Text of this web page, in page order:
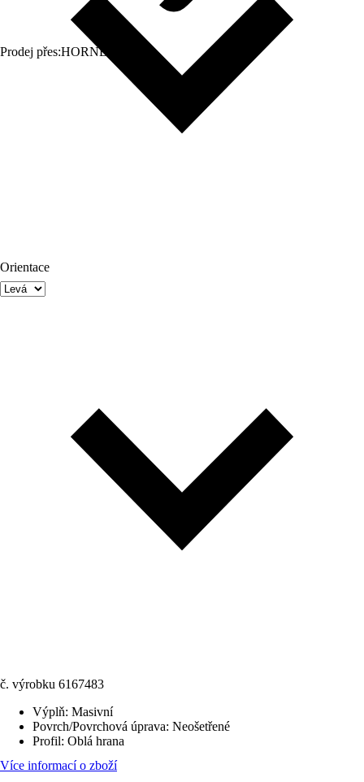
Prodej přes:HORNBACH
Orientace
č. výrobku 6167483
Výplň: Masivní
Povrch/Povrchová úprava: Neošetřené
Profil: Oblá hrana
Více informací o zboží